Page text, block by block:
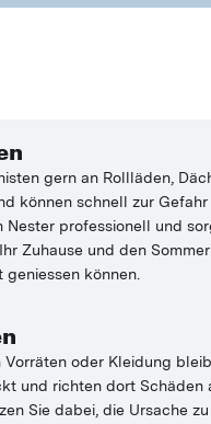
gern an Rollläden,
können schnell zur
Nester professionell und
Zuhause und den
geniessen können.
Vorräten oder Kleidung
und richten dort Schäden
Sie dabei, die Ursache